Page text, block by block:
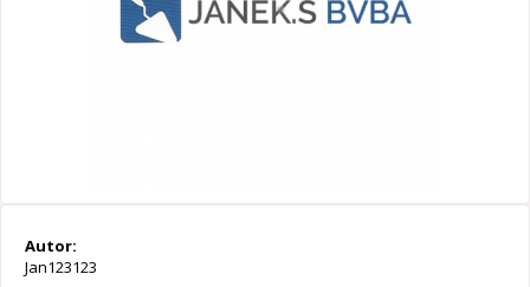
Autor:
Jan123123